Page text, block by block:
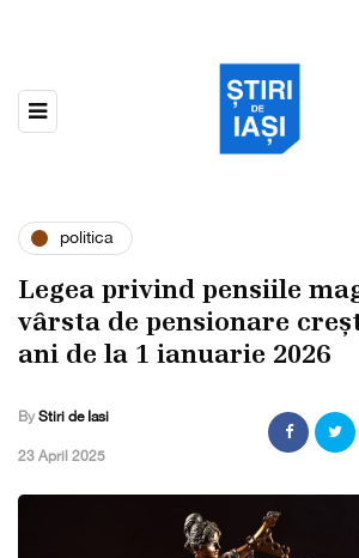
politica
Legea privind pensiile
vârsta de pensionare
ani de la 1 ianuarie 2026
By Stiri de Iasi
,23 April 2025